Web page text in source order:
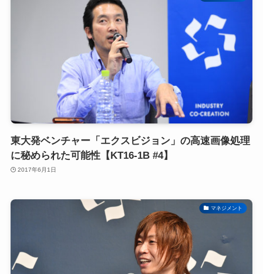
東大発ベンチャー「エクスビジョン」の高速画像処理
に秘められた可能性【KT16-1B #4】
2017年6月1日
マネジメント